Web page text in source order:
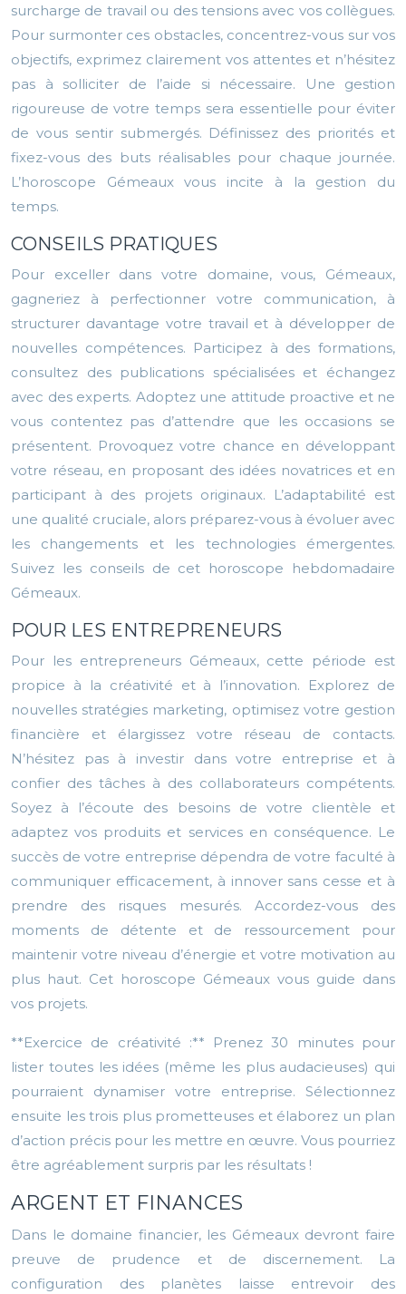
surcharge de travail ou des tensions avec vos collègues.
Pour surmonter ces obstacles, concentrez-vous sur vos
objectifs, exprimez clairement vos attentes et n’hésitez
pas à solliciter de l’aide si nécessaire. Une gestion
rigoureuse de votre temps sera essentielle pour éviter
de vous sentir submergés. Définissez des priorités et
fixez-vous des buts réalisables pour chaque journée.
L’horoscope Gémeaux vous incite à la gestion du
temps.
CONSEILS PRATIQUES
Pour exceller dans votre domaine, vous, Gémeaux,
gagneriez à perfectionner votre communication, à
structurer davantage votre travail et à développer de
nouvelles compétences. Participez à des formations,
consultez des publications spécialisées et échangez
avec des experts. Adoptez une attitude proactive et ne
vous contentez pas d’attendre que les occasions se
présentent. Provoquez votre chance en développant
votre réseau, en proposant des idées novatrices et en
participant à des projets originaux. L’adaptabilité est
une qualité cruciale, alors préparez-vous à évoluer avec
les changements et les technologies émergentes.
Suivez les conseils de cet horoscope hebdomadaire
Gémeaux.
POUR LES ENTREPRENEURS
Pour les entrepreneurs Gémeaux, cette période est
propice à la créativité et à l’innovation. Explorez de
nouvelles stratégies marketing, optimisez votre gestion
financière et élargissez votre réseau de contacts.
N’hésitez pas à investir dans votre entreprise et à
confier des tâches à des collaborateurs compétents.
Soyez à l’écoute des besoins de votre clientèle et
adaptez vos produits et services en conséquence. Le
succès de votre entreprise dépendra de votre faculté à
communiquer efficacement, à innover sans cesse et à
prendre des risques mesurés. Accordez-vous des
moments de détente et de ressourcement pour
maintenir votre niveau d’énergie et votre motivation au
plus haut. Cet horoscope Gémeaux vous guide dans
vos projets.
**Exercice de créativité :** Prenez 30 minutes pour
lister toutes les idées (même les plus audacieuses) qui
pourraient dynamiser votre entreprise. Sélectionnez
ensuite les trois plus prometteuses et élaborez un plan
d’action précis pour les mettre en œuvre. Vous pourriez
être agréablement surpris par les résultats !
ARGENT ET FINANCES
Dans le domaine financier, les Gémeaux devront faire
preuve de prudence et de discernement. La
configuration des planètes laisse entrevoir des